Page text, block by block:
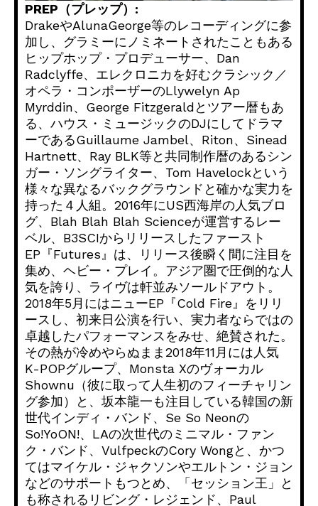
PREP（プレップ）:
DrakeやAlunaGeorge等のレコーディングに参
加し、グラミーにノミネートされたこともある
ヒップホップ・プロデューサー、Dan
Radclyffe、エレクロニカを好むクラシック／
オペラ・コンポーザーのLlywelyn Ap
Myrddin、George Fitzgeraldとツアー暦もあ
る、ハウス・ミュージックのDJにしてドラマ
ーであるGuillaume Jambel、Riton、Sinead
Hartnett、Ray BLK等と共同制作暦のあるシン
ガー・ソングライター、Tom Havelockという
様々な異なるバックグラウンドと確かな実力を
持った４人組。2016年にUS西海岸の人気ブロ
グ、Blah Blah Blah Scienceが運営するレー
ベル、B3SCIからリリースしたファースト
EP『Futures』は、リリース後瞬く間に注目を
集め、ヘビー・プレイ。アジア圏で圧倒的な人
気を誇り、ライヴは軒並みソールドアウト。
2018年5月にはニューEP『Cold Fire』をリリ
ースし、初来日公演を行い、実力者ならではの
卓越したパフォーマンスをみせ、絶賛された。
その熱が冷めやらぬまま2018年11月には人気
K-POPグループ、Monsta Xのヴォーカル
Shownu（彼に取って人生初のフィーチャリン
グ参加）と、坂本龍一も注目している韓国の新
世代インディ・バンド、Se So Neonの
So!YoON!、LAの次世代のミニマル・ファン
ク・バンド、VulfpeckのCory Wongと、かつ
てはマイケル・ジャクソンやエルトン・ジョン
などのサポートもつとめ、「セッション王」と
も称されるリビング・レジェンド、Paul